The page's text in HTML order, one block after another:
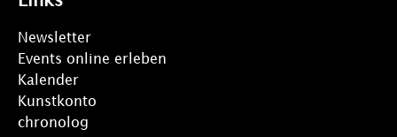
Newsletter
Events online erleben
Kalender
Kunstkonto
chronolog